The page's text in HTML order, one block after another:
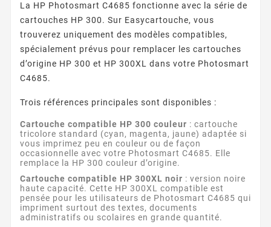
La HP Photosmart C4685 fonctionne avec la série de
cartouches HP 300. Sur Easycartouche, vous
trouverez uniquement des modèles compatibles,
spécialement prévus pour remplacer les cartouches
d’origine HP 300 et HP 300XL dans votre Photosmart
C4685.
Trois références principales sont disponibles :
Cartouche compatible HP 300 couleur : cartouche
tricolore standard (cyan, magenta, jaune) adaptée si
vous imprimez peu en couleur ou de façon
occasionnelle avec votre Photosmart C4685. Elle
remplace la HP 300 couleur d’origine.
Cartouche compatible HP 300XL noir : version noire
haute capacité. Cette HP 300XL compatible est
pensée pour les utilisateurs de Photosmart C4685 qui
impriment surtout des textes, documents
administratifs ou scolaires en grande quantité.